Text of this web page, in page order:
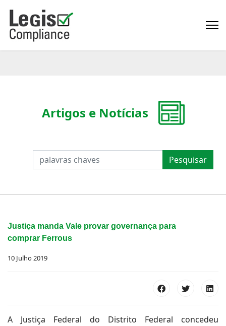
PESQUISAR Pesquisar
Artigos e Notícias
Justiça manda Vale provar governança para
comprar Ferrous
10 Julho 2019
A Justiça Federal do Distrito Federal concedeu